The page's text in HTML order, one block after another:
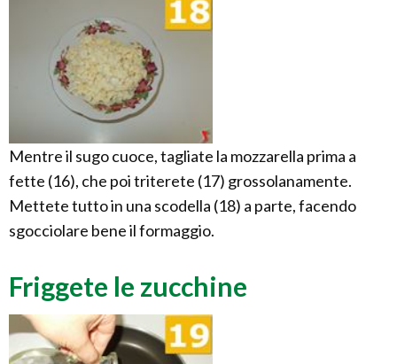
Mentre il sugo cuoce, tagliate la mozzarella prima a
fette (16), che poi triterete (17) grossolanamente.
Mettete tutto in una scodella (18) a parte, facendo
sgocciolare bene il formaggio.
Friggete le zucchine